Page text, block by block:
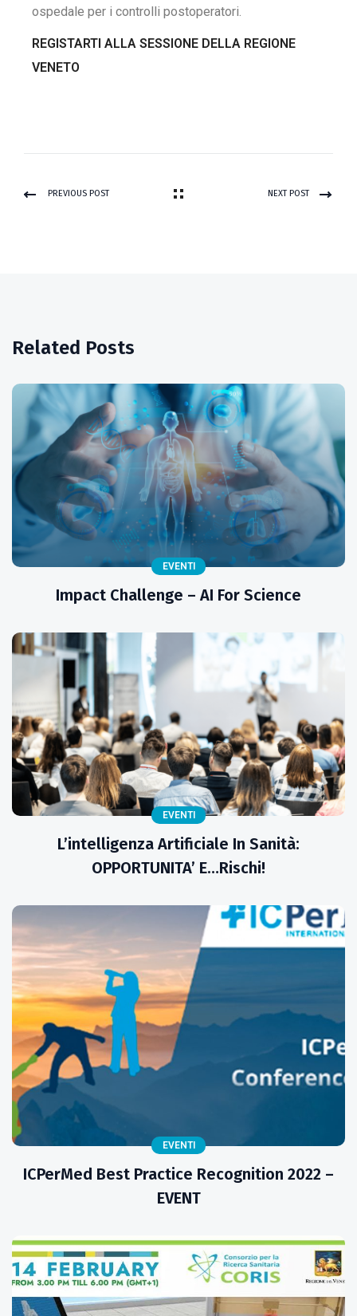
ospedale per i controlli postoperatori.
REGISTARTI ALLA SESSIONE DELLA REGIONE
VENETO
PREVIOUS POST NEXT POST
Related Posts
EVENTI
Impact Challenge – AI For Science
EVENTI
L’intelligenza Artificiale In Sanità:
OPPORTUNITA’ E…rischi!
EVENTI
ICPerMed Best Practice Recognition 2022 –
EVENT